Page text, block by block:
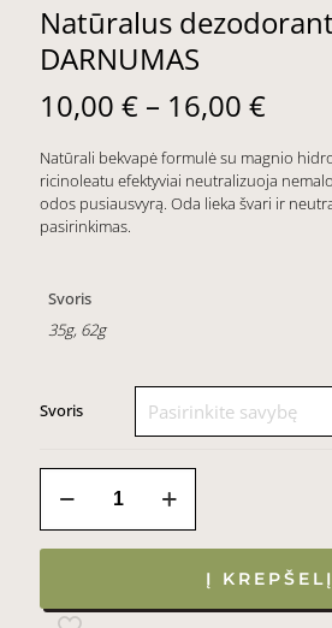
Natūralus
DARNUMAS
10,00 € – 16,00 €Price
Natūrali bekvapė formulė su magnio
ricinoleatu efektyviai neutralizuoja
odos pusiausvyrą. Oda lieka švari ir
pasirinkimas.
Svoris
35g, 62g
Svoris
kiekis:
dezodorantas
Į KREPŠELĮ